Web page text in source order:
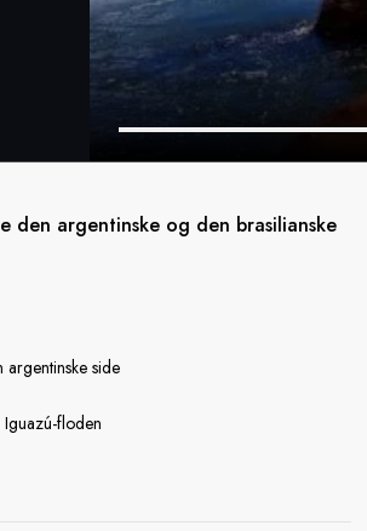
argentinske og den brasilianske
side
floden